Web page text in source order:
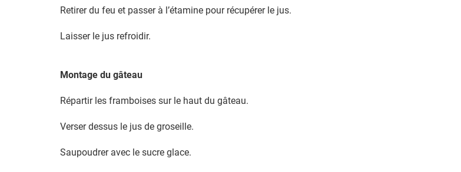
Retirer du feu et passer à l’étamine pour récupérer le jus.
Laisser le jus refroidir.
Montage du gâteau
Répartir les framboises sur le haut du gâteau.
Verser dessus le jus de groseille.
Saupoudrer avec le sucre glace.